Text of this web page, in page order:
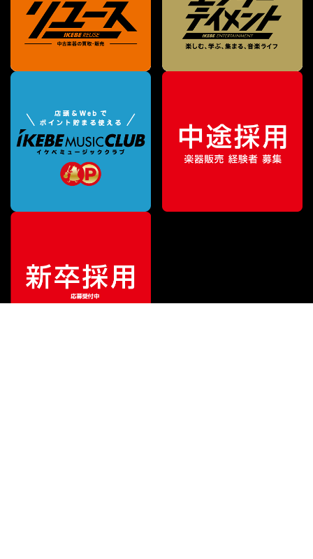
販売価格¥104,500 （税込）